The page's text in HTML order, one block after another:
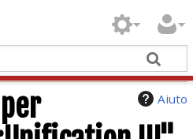
Aiuto